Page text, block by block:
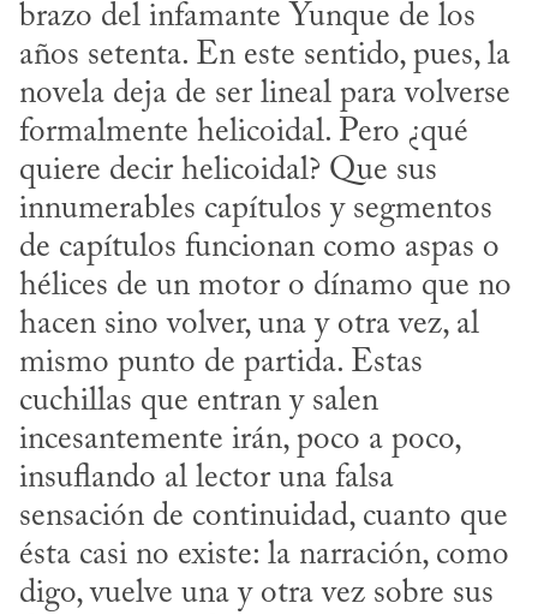
brazo del infamante Yunque de los
años setenta. En este sentido, pues, la
novela deja de ser lineal para volverse
formalmente helicoidal. Pero ¿qué
quiere decir helicoidal? Que sus
innumerables capítulos y segmentos
de capítulos funcionan como aspas o
hélices de un motor o dínamo que no
hacen sino volver, una y otra vez, al
mismo punto de partida. Estas
cuchillas que entran y salen
incesantemente irán, poco a poco,
insuflando al lector una falsa
sensación de continuidad, cuanto que
ésta casi no existe: la narración, como
digo, vuelve una y otra vez sobre sus